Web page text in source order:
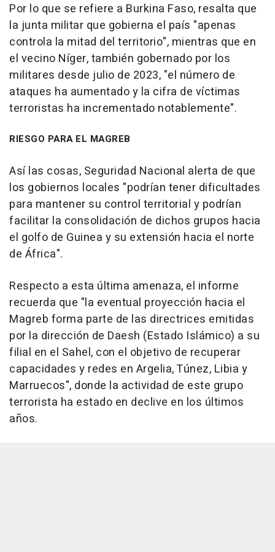
Por lo que se refiere a Burkina Faso, resalta que
la junta militar que gobierna el país "apenas
controla la mitad del territorio", mientras que en
el vecino Níger, también gobernado por los
militares desde julio de 2023, "el número de
ataques ha aumentado y la cifra de víctimas
terroristas ha incrementado notablemente".
RIESGO PARA EL MAGREB
Así las cosas, Seguridad Nacional alerta de que
los gobiernos locales "podrían tener dificultades
para mantener su control territorial y podrían
facilitar la consolidación de dichos grupos hacia
el golfo de Guinea y su extensión hacia el norte
de África".
Respecto a esta última amenaza, el informe
recuerda que "la eventual proyección hacia el
Magreb forma parte de las directrices emitidas
por la dirección de Daesh (Estado Islámico) a su
filial en el Sahel, con el objetivo de recuperar
capacidades y redes en Argelia, Túnez, Libia y
Marruecos", donde la actividad de este grupo
terrorista ha estado en declive en los últimos
años.